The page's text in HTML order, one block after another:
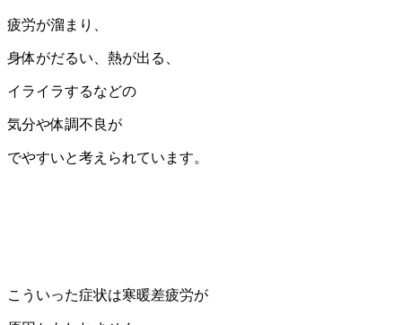
疲労が溜まり、
身体がだるい、熱が出る、
イライラするなどの
気分や体調不良が
でやすいと考えられています。
こういった症状は寒暖差疲労が